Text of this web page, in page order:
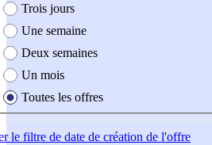
Trois jours
Une semaine
Deux semaines
Un mois
Toutes les offres
le filtre de date de création de l'offre